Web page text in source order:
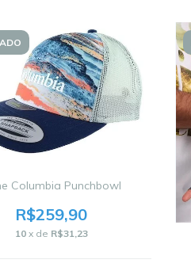
Columbia Punchbowl
R$259,90
10 x de R$31,23